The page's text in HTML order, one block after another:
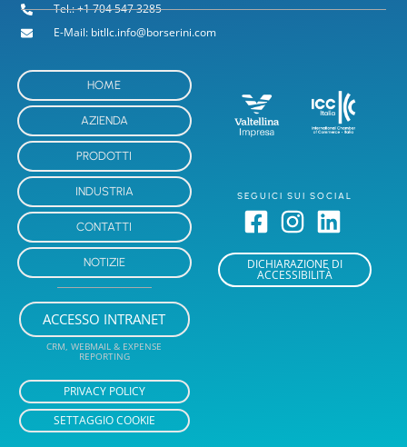
Tel.: +1 704 547 3285
E-Mail: bitllc.info@borserini.com
HOME
AZIENDA
PRODOTTI
INDUSTRIA
CONTATTI
NOTIZIE
ACCESSO INTRANET
CRM, WEBMAIL & EXPENSE
REPORTING
PRIVACY POLICY
SETTAGGIO COOKIE
SEGUICI SUI SOCIAL
DICHIARAZIONE DI
ACCESSIBILITÀ